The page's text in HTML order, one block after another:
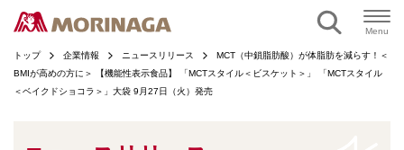
Menu
トップ 企業情報 ニュースリリース
MCT（中鎖脂肪酸）が体脂肪を減らす！＜
BMIが高めの方に＞ 【機能性表示食品】 「MCTスタイル＜ビスケット＞」 「MCTスタイル
＜ベイクドショコラ＞」大袋 9月27日（火）発売